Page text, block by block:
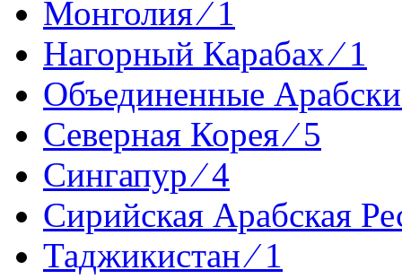
Монголия ⁄ 1
Нагорный Карабах ⁄ 1
Объединенные
Северная Корея ⁄ 5
Сингапур ⁄ 4
Сирийская Арабская
Таджикистан ⁄ 1